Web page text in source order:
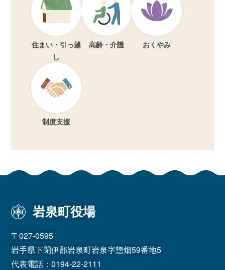
住まい・引っ越
し
高齢・介護 おくやみ
制度支援
岩泉町役場
〒027-0595
岩手県下閉伊郡岩泉町岩泉字惣畑59番地5
代表電話：0194-22-2111